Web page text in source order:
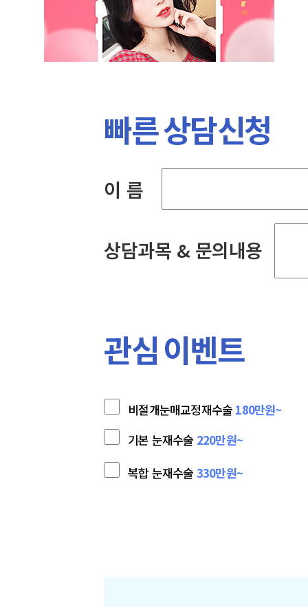
빠른 상담신청
이 름
상담과목 & 문의내용
관심 이벤트
비절개눈매교정재수술 180만원~
기본 눈재수술 220만원~
복합 눈재수술 330만원~